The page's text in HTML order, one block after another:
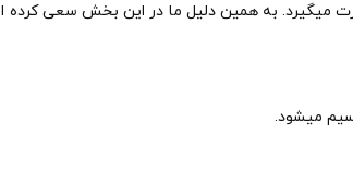
میگیرد. به همین دلیل ما در این بخش سعی کرده
میشود.